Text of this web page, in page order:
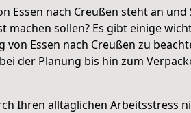
Essen nach Creußen steht an und
machen sollen? Es gibt einige
von Essen nach Creußen zu
der Planung bis hin zum
Ihren alltäglichen Arbeitsstress